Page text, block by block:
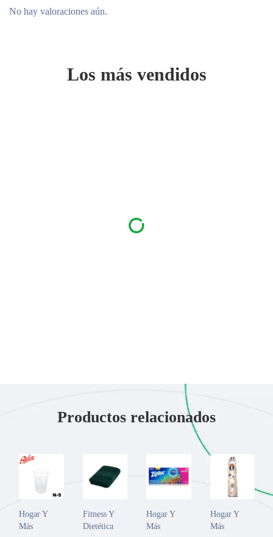
No hay valoraciones aún.
Los más vendidos
Productos relacionados
Hogar Y
Más
Fitness Y
Dietética
Hogar Y
Más
Hogar Y
Más